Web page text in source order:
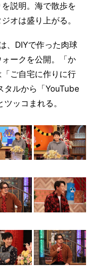
説明。海で散歩を
オは盛り上がる。
、DIYで作った肉球
ークを公開。「か
ご自宅に作りに行
タルから「YouTube
ッコまれる。